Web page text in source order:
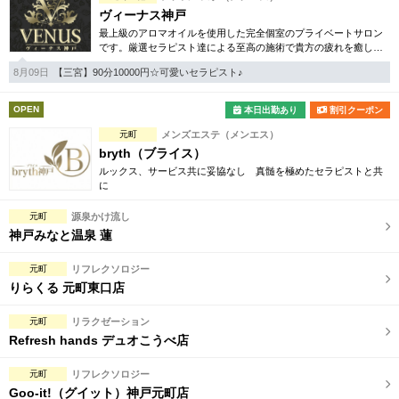
ヴィーナス神戸
最上級のアロマオイルを使用した完全個室のプライベートサロン
です。厳選セラピスト達による至高の施術で貴方の疲れを癒しま
す。
8月09日
【三宮】90分10000円☆可愛いセラピスト♪
OPEN 本日出勤あり 割引クーポン
元町 メンズエステ（メンエス）
bryth（ブライス）
ルックス、サービス共に妥協なし 真髄を極めたセラピストと共
に
元町 源泉かけ流し
神戸みなと温泉 蓮
元町 リフレクソロジー
りらくる 元町東口店
元町 リラクゼーション
Refresh hands デュオこうべ店
元町 リフレクソロジー
Goo-it!（グイット）神戸元町店